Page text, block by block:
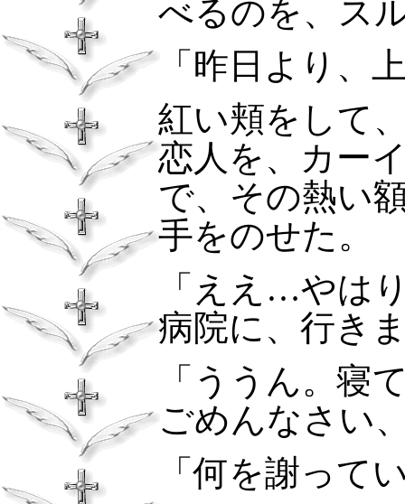
べるのを、ス
「昨日より、
紅い頬をして
恋人を、カー
で、その熱い
手をのせた。
「ええ…やは
病院に、行き
「ううん。寝
ごめんなさい
「何を謝って